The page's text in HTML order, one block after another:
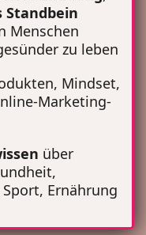
Standbein
Menschen
zu leben
Mindset,
Marketing-
über
Ernährung